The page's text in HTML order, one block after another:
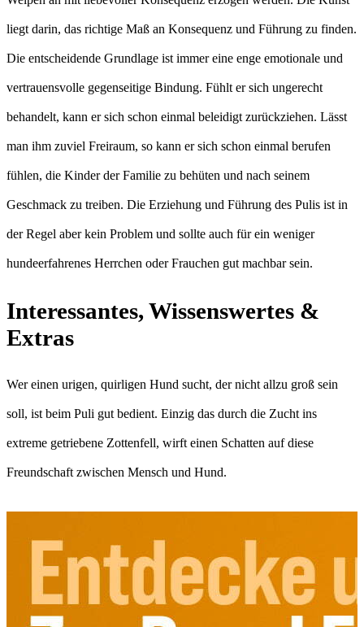
liegt darin, das richtige Maß an Konsequenz und Führung zu finden.
Die entscheidende Grundlage ist immer eine enge emotionale und
vertrauensvolle gegenseitige Bindung. Fühlt er sich ungerecht
behandelt, kann er sich schon einmal beleidigt zurückziehen. Lässt
man ihm zuviel Freiraum, so kann er sich schon einmal berufen
fühlen, die Kinder der Familie zu behüten und nach seinem
Geschmack zu treiben. Die Erziehung und Führung des Pulis ist in
der Regel aber kein Problem und sollte auch für ein weniger
hundeerfahrenes Herrchen oder Frauchen gut machbar sein.
Interessantes, Wissenswertes &
Extras
Wer einen urigen, quirligen Hund sucht, der nicht allzu groß sein
soll, ist beim Puli gut bedient. Einzig das durch die Zucht ins
extreme getriebene Zottenfell, wirft einen Schatten auf diese
Freundschaft zwischen Mensch und Hund.